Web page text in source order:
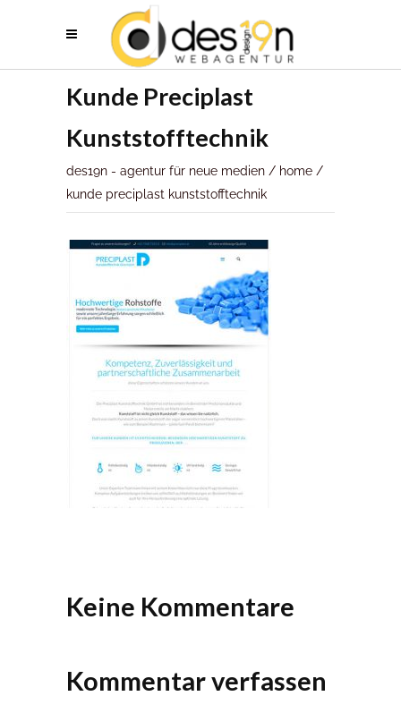
Kunde Preciplast
Kunststofftechnik
des19n - agentur für neue medien / home /
kunde preciplast kunststofftechnik
Keine Kommentare
Kommentar verfassen